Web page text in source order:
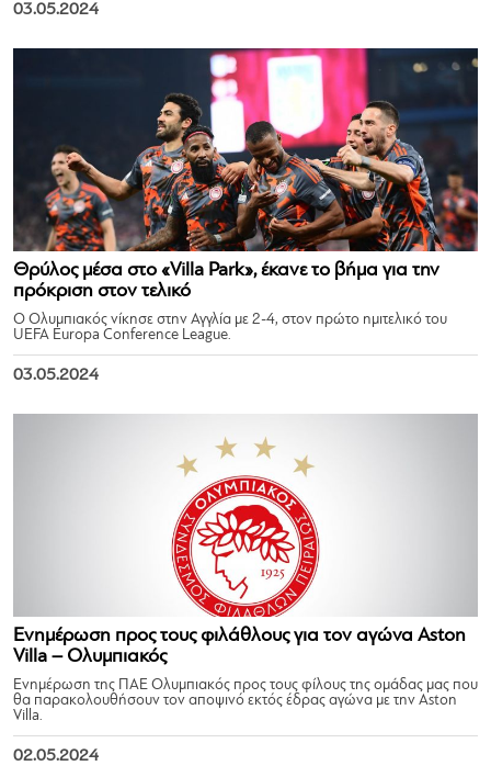
03.05.2024
Θρύλος μέσα στο «Villa Park», έκανε το βήμα για την
πρόκριση στον τελικό
Ο Ολυμπιακός νίκησε στην Αγγλία με 2-4, στον πρώτο ημιτελικό του
UEFA Europa Conference League.
03.05.2024
Ενημέρωση προς τους φιλάθλους για τον αγώνα Aston
Villa – Ολυμπιακός
Ενημέρωση της ΠΑΕ Ολυμπιακός προς τους φίλους της ομάδας μας που
θα παρακολουθήσουν τον αποψινό εκτός έδρας αγώνα με την Aston
Villa.
02.05.2024